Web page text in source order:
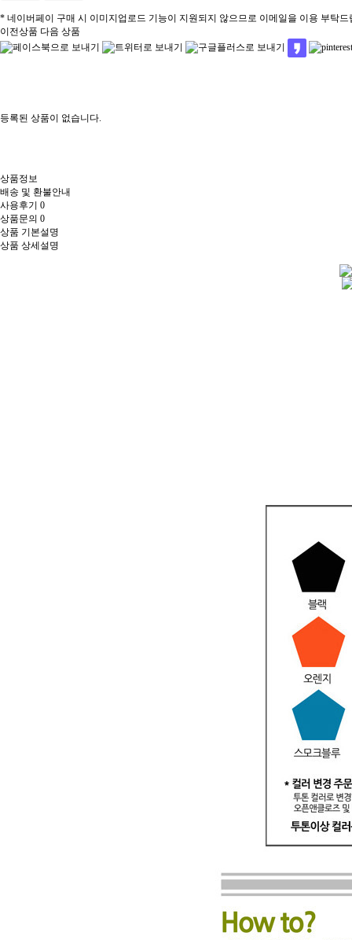
* 네이버페이 구매 시 이미지업로드 기능이 지원되지 않으므로 이메일을 이용 부탁드
이전상품 다음 상품
등록된 상품이 없습니다.
상품정보
배송 및 환불안내
사용후기 0
상품문의 0
상품 기본설명
상품 상세설명